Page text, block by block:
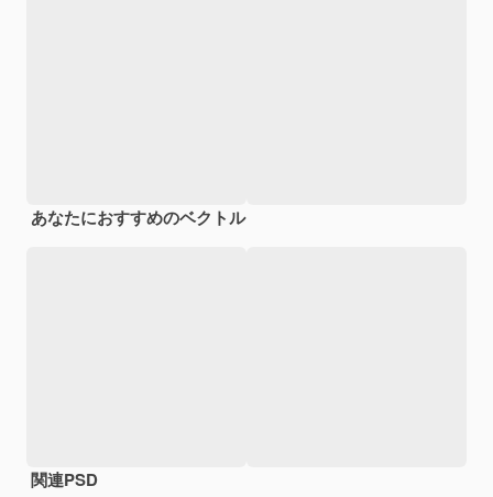
あなたにおすすめのベクトル
関連PSD